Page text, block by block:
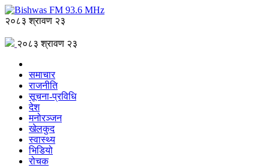
२०८३ श्रावण २३
२०८३ श्रावण २३
समाचार
राजनीति
सूचना-प्रविधि
देश
मनोरञ्जन
खेलकुद
स्वास्थ्य
भिडियो
रोचक